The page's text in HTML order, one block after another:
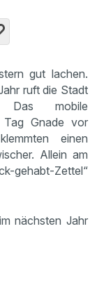
gut lachen.
ruft die Stadt
Das mobile
Tag Gnade vor
einen
Allein am
gehabt-Zettel“
nächsten Jahr